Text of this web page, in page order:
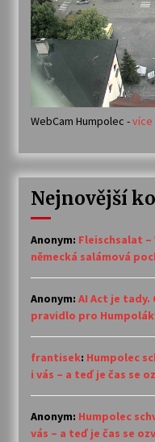
WebCam Humpolec -více
Nejnovější
Anonym: Fleischsalat
německá salámová
Anonym: AI Act je tady.
pravidlo pro
frantisek: Humpolec
i vás – a teď je čas se
Anonym: Humpolec
vás – a teď je čas se